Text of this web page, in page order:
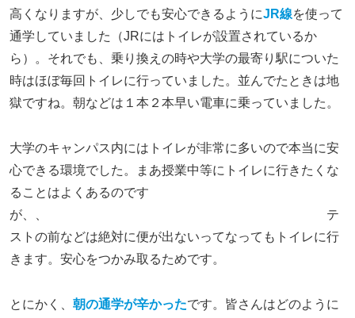
高くなりますが、少しでも安心できるようにJR線を使って
通学していました（JRにはトイレが設置されているか
ら）。それでも、乗り換えの時や大学の最寄り駅についた
時はほぼ毎回トイレに行っていました。並んでたときは地
獄ですね。朝などは１本２本早い電車に乗っていました。
大学のキャンパス内にはトイレが非常に多いので本当に安
心できる環境でした。まあ授業中等にトイレに行きたくな
ることはよくあるのです
が、、 テ
ストの前などは絶対に便が出ないってなってもトイレに行
きます。安心をつかみ取るためです。
とにかく、 朝の通学が辛かったです。皆さんはどのように